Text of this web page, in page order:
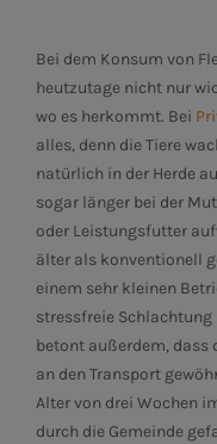
Bei dem Konsum von
heutzutage nicht nur
wo es herkommt. Bei
alles, denn die Tiere
natürlich in der Herde
sogar länger bei der
oder Leistungsfutter
älter als konventionell
einem sehr kleinen
stressfreie Schlachtung
betont außerdem, dass
an den Transport
Alter von drei Wochen
durch die Gemeinde